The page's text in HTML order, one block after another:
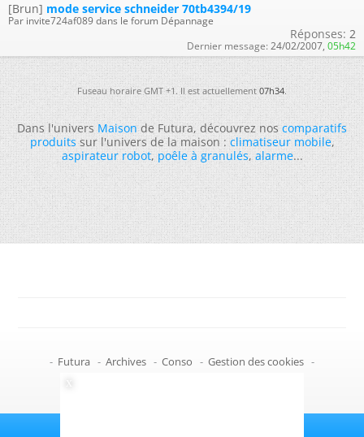
[Brun] mode service schneider 70tb4394/19
Par invite724af089 dans le forum Dépannage
Réponses: 2
Dernier message: 24/02/2007, 05h42
Fuseau horaire GMT +1. Il est actuellement07h34.
Dans l'universMaisonde Futura, découvrez noscomparatifs
produitssur l'univers de la maison :climatiseur mobile,
aspirateur robot,poêle à granulés,alarme...
- Futura - Archives - Conso - Gestion des cookies -